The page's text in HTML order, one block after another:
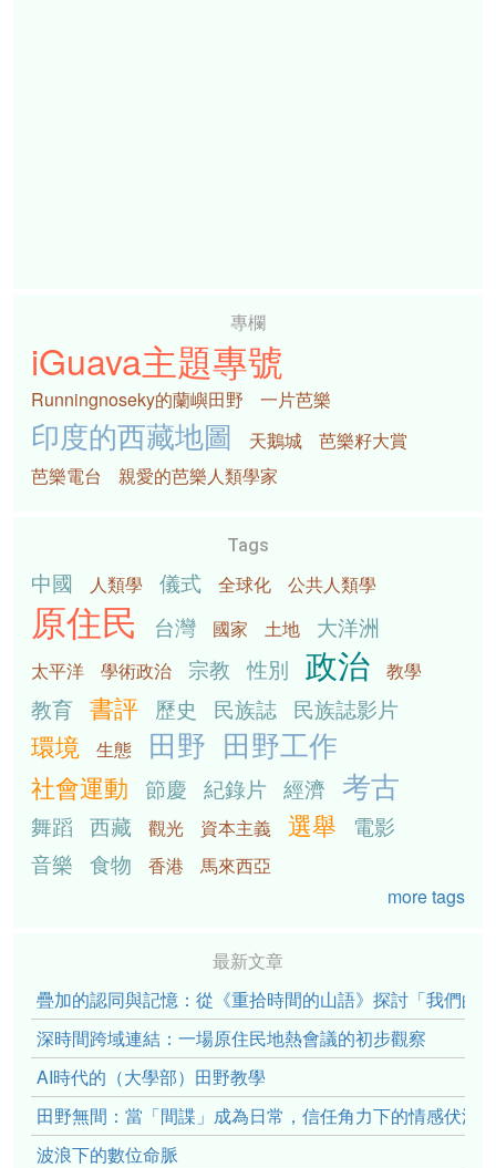
專欄
iGuava主題專號
Runningnoseky的蘭嶼田野 一片芭樂
印度的西藏地圖 天鵝城
芭樂籽大賞
芭樂電台
親愛的芭樂人類學家
Tags
中國 人類學 儀式 全球化 公共人類學
原住民 台灣 國家 土地 大洋洲
太平洋 學術政治 宗教 性別 政治 教學
教育 書評 歷史 民族誌 民族誌影片
環境 生態 田野 田野工作
社會運動 節慶 紀錄片 經濟 考古
舞蹈 西藏 觀光 資本主義 選舉
電影
音樂 食物 香港
馬來西亞
more tags
最新文章
疊加的認同與記憶：從《重拾時間的山語》探討「我們的
深時間跨域連結：一場原住民地熱會議的初步觀察
AI時代的（大學部）田野教學
田野無間：當「間諜」成為日常，信任角力下的情感伏流
波浪下的數位命脈